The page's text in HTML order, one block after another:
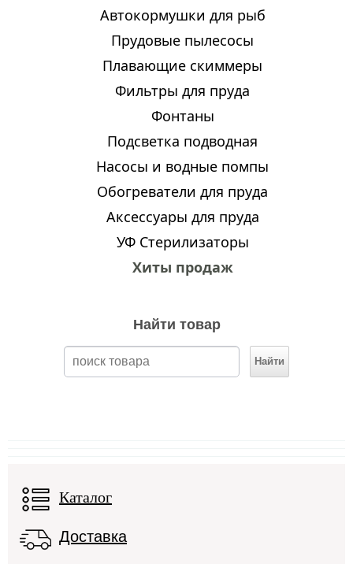
Автокормушки для рыб
Прудовые пылесосы
Плавающие скиммеры
Фильтры для пруда
Фонтаны
Подсветка подводная
Насосы и водные помпы
Обогреватели для пруда
Аксессуары для пруда
УФ Стерилизаторы
Хиты продаж
Найти товар
Каталог
Доставка